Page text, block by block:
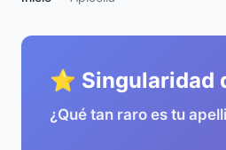
⭐ Singularidad
¿Qué tan raro es tu